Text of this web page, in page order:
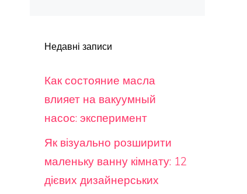
Недавні записи
Как состояние масла
влияет на вакуумный
насос: эксперимент
Як візуально розширити
маленьку ванну кімнату: 12
дієвих дизайнерських